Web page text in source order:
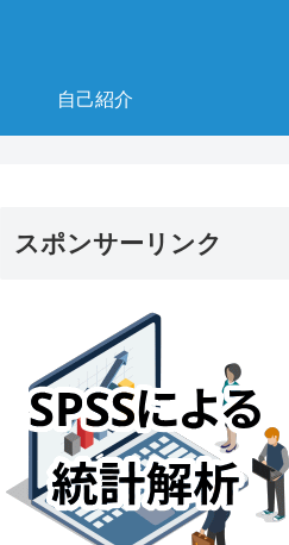
自己紹介
スポンサーリンク